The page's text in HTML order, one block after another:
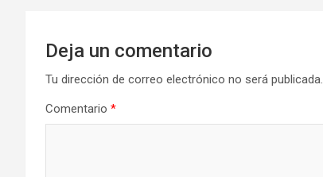
Deja un comentario
Tu dirección de correo electrónico no será publicada.
Comentario *